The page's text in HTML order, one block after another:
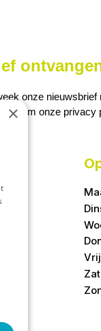
onze
onze privacy
×